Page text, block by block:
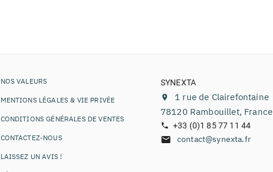
NOS VALEURS
MENTIONS LÉGALES & VIE PRIVÉE
CONDITIONS GÉNÉRALES DE VENTES
CONTACTEZ-NOUS
LAISSEZ UN AVIS !
SYNEXTA
1 rue de Clairefontaine
78120 Rambouillet, France
+33 (0)1 85 77 11 44
contact@synexta.fr